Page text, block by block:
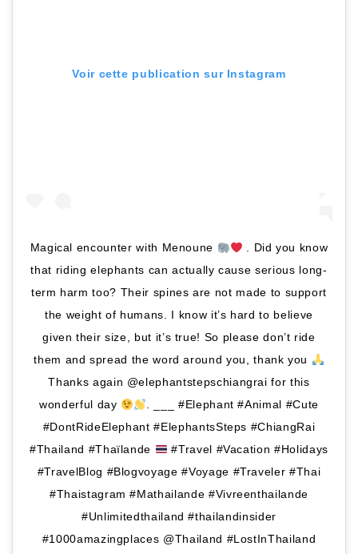
Voir cette publication sur Instagram
Magical encounter with Menoune
. Did you know
that riding elephants can actually cause serious long-
term harm too? Their spines are not made to support
the weight of humans. I know it’s hard to believe
given their size, but it’s true! So please don’t ride
them and spread the word around you, thank you
Thanks again @elephantstepschiangrai for this
wonderful day
. ___ #Elephant #Animal #Cute
#DontRideElephant #ElephantsSteps #ChiangRai
#Thailand #Thaïlande
#Travel #Vacation #Holidays
#TravelBlog #Blogvoyage #Voyage #Traveler #Thai
#Thaistagram #Mathailande #Vivreenthailande
#Unlimitedthailand #thailandinsider
#1000amazingplaces @Thailand #LostInThailand